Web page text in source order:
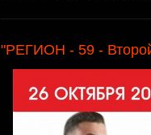
"РЕГИОН - 59 -